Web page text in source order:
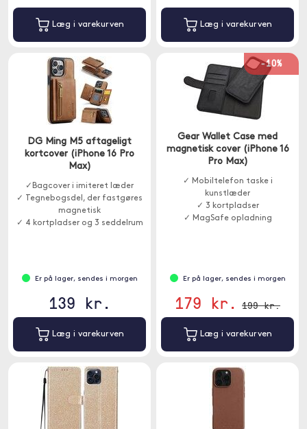
Læg i varekurven Læg i varekurven
DG Ming M5 aftageligt
kortcover (iPhone 16 Pro
Max)
✓Bagcover i imiteret læder
✓ Tegnebogsdel, der fastgøres
magnetisk
✓ 4 kortpladser og 3 seddelrum
Er på lager, sendes i morgen
139 kr.
Læg i varekurven
-10%
Gear Wallet Case med
magnetisk cover (iPhone 16
Pro Max)
✓ Mobiltelefon taske i
kunstlæder
✓ 3 kortpladser
✓ MagSafe opladning
Er på lager, sendes i morgen
179 kr. 199 kr.
Læg i varekurven